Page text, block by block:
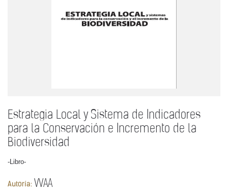
Estrategia Local y Sistema de Indicadores
para la Conservación e Incremento de la
Biodiversidad
-Libro-
Autoría: VVAA